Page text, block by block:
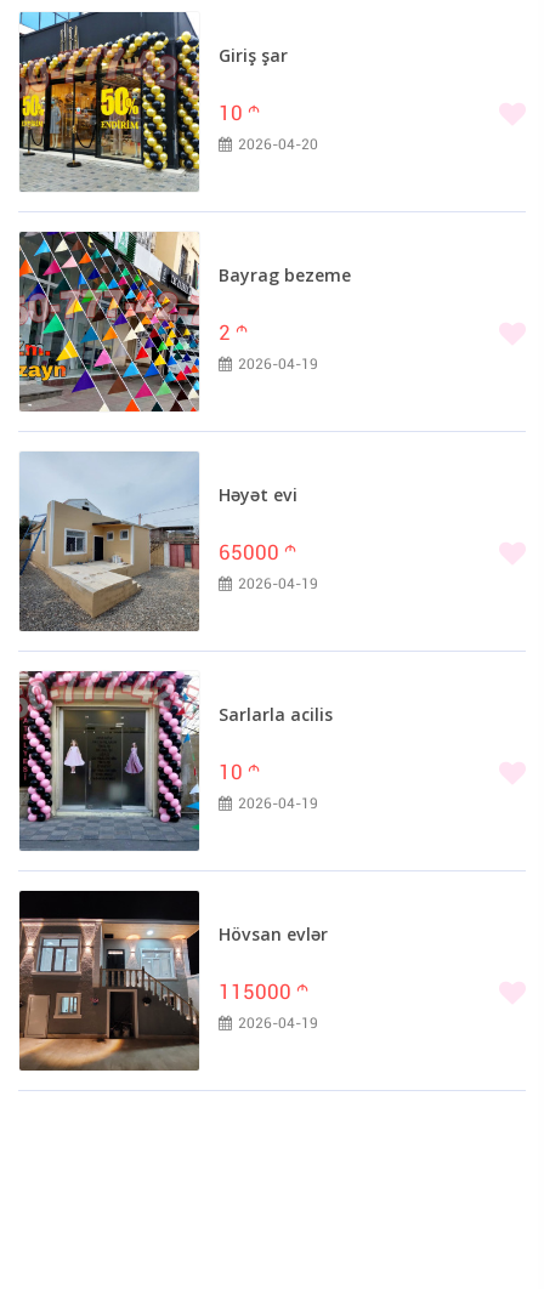
Giriş şar
10 m
2026-04-20
Bayrag bezeme
2 m
2026-04-19
Həyət evi
65000 m
2026-04-19
Sarlarla acilis
10 m
2026-04-19
Hövsan evlər
115000 m
2026-04-19